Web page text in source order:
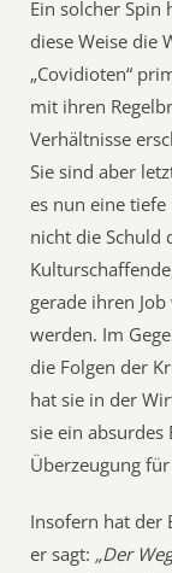
Ein solcher
diese Weise die
„Covidioten“
mit ihren
Verhältnisse
Sie sind aber
es nun eine tiefe
nicht die Schuld
gerade ihren
werden. Im
die Folgen der
hat sie in der
sie ein
Überzeugung
Insofern hat der
er sagt: „Der